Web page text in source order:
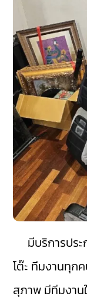
มีบริการประ
โต๊ะ ทีมงานทุก
สุภาพ มีทีมงา